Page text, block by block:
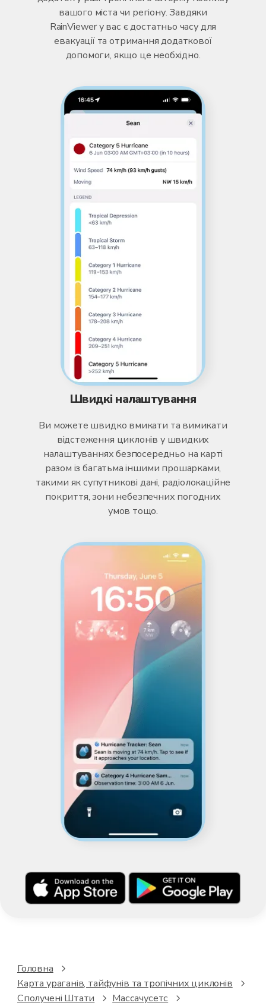
вашого міста чи регіону. Завдяки
RainViewer у вас є достатньо часу для
евакуації та отримання додаткової
допомоги, якщо це необхідно.
Швидкі налаштування
Ви можете швидко вмикати та вимикати
відстеження циклонів у швидких
налаштуваннях безпосередньо на карті
разом із багатьма іншими прошарками,
такими як супутникові дані, радіолокаційне
покриття, зони небезпечних погодних
умов тощо.
Головна
Карта ураганів, тайфунів та тропічних циклонів
Сполучені Штати
Массачусетс